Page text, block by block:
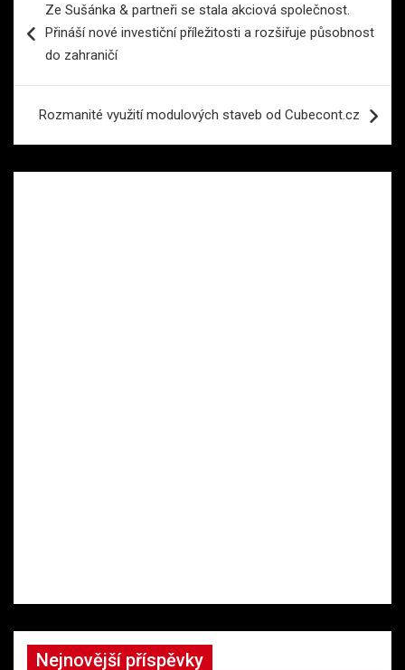
pro
příspěvek
Ze Sušánka & partneři se stala akciová společnost.
Přináší nové investiční příležitosti a rozšiřuje působnost
do zahraničí
Rozmanité využití modulových staveb od Cubecont.cz
Nejnovější příspěvky